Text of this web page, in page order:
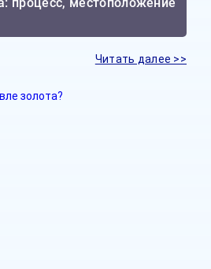
процесс, местоположение
Читать далее >>